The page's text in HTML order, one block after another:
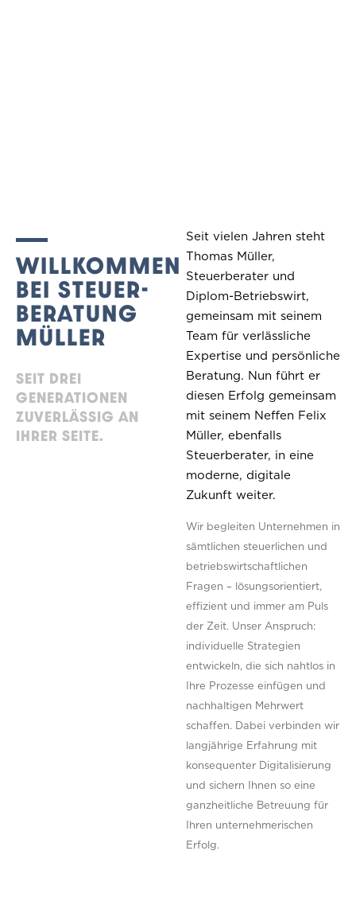
WILLKOMMEN
BEI STEUER­
BERATUNG
MÜLLER
SEIT DREI
GENERATIONEN
ZUVERLÄSSIG AN
IHRER SEITE.
Seit vielen Jahren steht
Thomas Müller,
Steuerberater und
Diplom-Betriebswirt,
gemeinsam mit seinem
Team für verlässliche
Expertise und persönliche
Beratung. Nun führt er
diesen Erfolg gemeinsam
mit seinem Neffen Felix
Müller, ebenfalls
Steuerberater, in eine
moderne, digitale
Zukunft weiter.
Wir begleiten Unternehmen in
sämtlichen steuerlichen und
betriebswirtschaftlichen
Fragen – lösungsorientiert,
effizient und immer am Puls
der Zeit. Unser Anspruch:
individuelle Strategien
entwickeln, die sich nahtlos in
Ihre Prozesse einfügen und
nachhaltigen Mehrwert
schaffen. Dabei verbinden wir
langjährige Erfahrung mit
konsequenter Digitalisierung
und sichern Ihnen so eine
ganzheitliche Betreuung für
Ihren unternehmerischen
Erfolg.